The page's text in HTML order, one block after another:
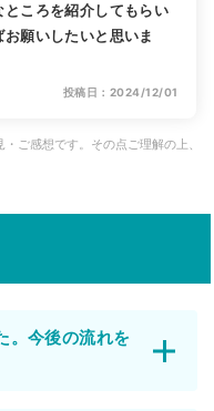
ころを紹介してもらい
願いしたいと思いま
投稿日：2024/12/01
ご感想です。その点ご理解の上、
。今後の流れを